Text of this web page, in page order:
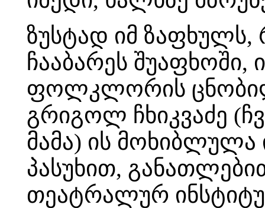
ზუსტად იმ ზაფხულს,
ჩააბარეს შუაფხოში,
ფოლკლორის
გრიგოლ ჩხიკვაძე
მამა) ის
პასუხით,
თეატრალურ